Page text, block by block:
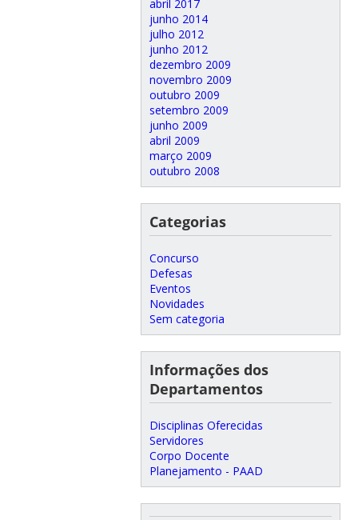
abril 2017
junho 2014
julho 2012
junho 2012
dezembro 2009
novembro 2009
outubro 2009
setembro 2009
junho 2009
abril 2009
março 2009
outubro 2008
Categorias
Concurso
Defesas
Eventos
Novidades
Sem categoria
Informações dos
Departamentos
Disciplinas Oferecidas
Servidores
Corpo Docente
Planejamento - PAAD